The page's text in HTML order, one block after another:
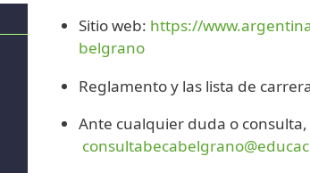
Sitio web: https://
belgrano
Reglamento y las lista de
Ante cualquier duda o